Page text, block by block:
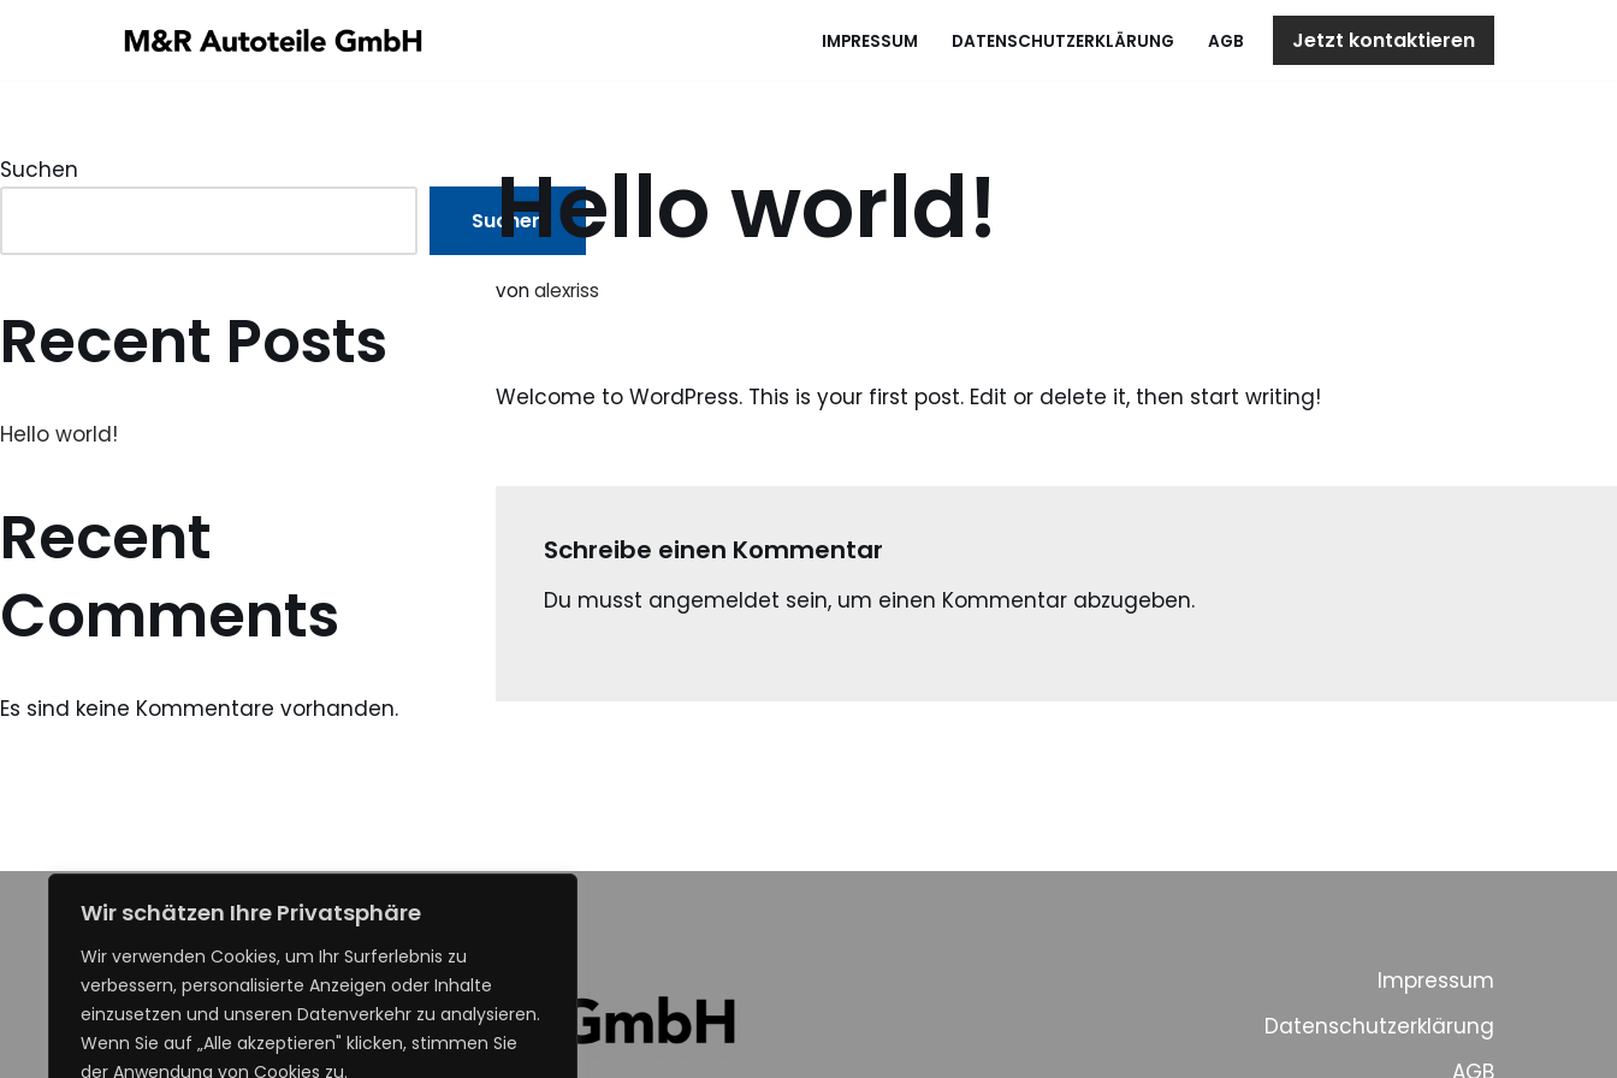
Wir schätzen Ihre Privatsphäre
Wir verwenden Cookies, um Ihr Surferlebnis zu
verbessern, personalisierte Anzeigen oder Inhalte
einzusetzen und unseren Datenverkehr zu analysieren.
Wenn Sie auf „Alle akzeptieren" klicken, stimmen Sie
der Anwendung von Cookies zu.
IMPRESSUM DATENSCHUTZERKLÄRUNG AGB Jetzt kontaktieren
Suchen
Suchen
Recent Posts
Hello world!
Recent
Comments
Es sind keine Kommentare vorhanden.
Hello world!
vonalexriss
Welcome to WordPress. This is your first post. Edit or delete it, then start writing!
Schreibe einen Kommentar
Du musst angemeldet sein, um einen Kommentar abzugeben.
Impressum
Datenschutzerklärung
AGB